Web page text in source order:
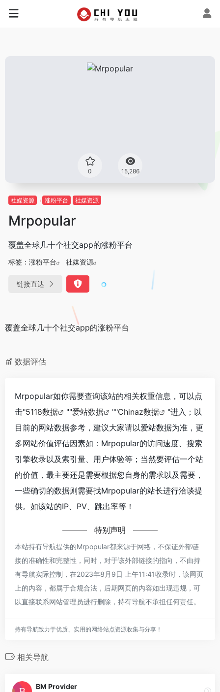
0 15,286
社媒资源 涨粉平台 社媒资源
Mrpopular
覆盖全球几十个社交app的涨粉平台
标签： 涨粉平台 社媒资源
链接直达
覆盖全球几十个社交app的涨粉平台
数据评估
Mrpopular如你需要查询该站的相关权重信息，可以点
击"5118数据 ""爱站数据 ""Chinaz数据
"进入；以
目前的网站数据参考，建议大家请以爱站数据为准，更
多网站价值评估因素如：Mrpopular的访问速度、搜索
引擎收录以及索引量、用户体验等；当然要评估一个站
的价值，最主要还是需要根据您自身的需求以及需要，
一些确切的数据则需要找Mrpopular的站长进行洽谈提
供。如该站的IP、PV、跳出率等！
特别声明
本站持有导航提供的Mrpopular都来源于网络，不保证外部链
接的准确性和完整性，同时，对于该外部链接的指向，不由持
有导航实际控制，在2023年8月9日 上午11:41收录时，该网页
上的内容，都属于合规合法，后期网页的内容如出现违规，可
以直接联系网站管理员进行删除，持有导航不承担任何责任。
持有导航致力于优质、实用的网络站点资源收集与分享！
相关导航
BM Provider